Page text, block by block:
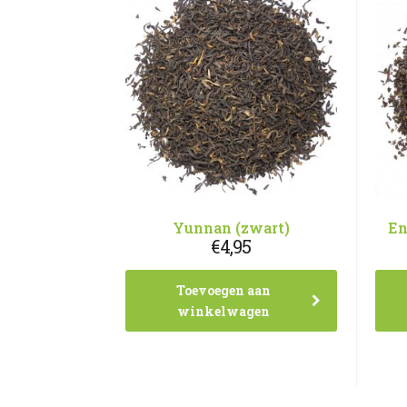
Yunnan (zwart)
€4,95
Toevoegen aan
winkelwagen